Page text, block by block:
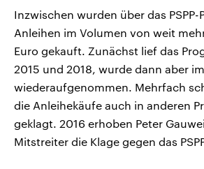
Inzwischen wurden über das PSPP-
Anleihen im Volumen von weit
Euro gekauft. Zunächst lief das
2015 und 2018, wurde dann aber
wiederaufgenommen. Mehrfach
die Anleihekäufe auch in anderen
geklagt. 2016 erhoben Peter
Mitstreiter die Klage gegen das